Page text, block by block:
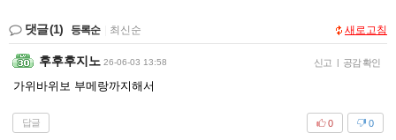
댓글(1) 등록순 최신순 새로고침
후후후지노 26-06-03 13:58 신고 | 공감 확인
가위바위보 부메랑까지해서
답글 0
0